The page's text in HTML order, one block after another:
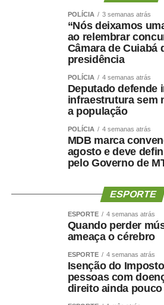
Lançado em 2023, o Desenrola
a renegociação de dívidas e a
Segundo o governo,
beneficiou 7,5 milhões de famílias.
ampliar os incentivos também para
mantêm os pagamentos em dia.
Em meio a este e outros programas
dívidas que vêm sendo
federal, o Ministério da Fazenda
usam anúncios falsos, mensagens
internet para atrair pessoas
Segundo a pasta, a
exclusivamente nas instituições
intermediação de sites
envio de links por SMS e
Levantamento do NetLab/UFRJ
POLÍCIA 3 semanas atrás
“Nós deixamos
ao relembrar
Câmara de Cuiabá
presidência
POLÍCIA 4 semanas atrás
Deputado defende
infraestrutura sem
a população
POLÍCIA 4 semanas atrás
MDB marca
agosto e deve
pelo Governo de
ESPORTE
ESPORTE 4 semanas atrás
Quando perder
ameaça o cérebro
ESPORTE 4 semanas atrás
Isenção do
pessoas com
direito ainda